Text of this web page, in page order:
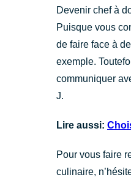
Devenir chef à
Puisque vous
de faire face à
exemple.
communiquer
J.
Lire aussi:
Pour vous faire
culinaire,